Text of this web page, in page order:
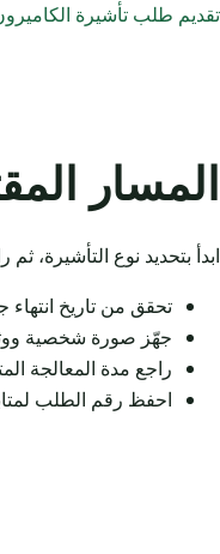
تقديم طلب تأشيرة
المسار
ابدأ بتحديد نوع التأشيرة،
تحقق من تاريخ انتهاء
جهّز صورة شخصية
راجع مدة المعالجة
احفظ رقم الطلب